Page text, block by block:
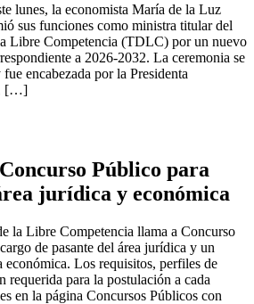
lunes, la economista María de la Luz
sus funciones como ministra titular del
Libre Competencia (TDLC) por un nuevo
a 2026-2032. La ceremonia se
encabezada por la Presidenta
[…]
Público para
jurídica y económica
la Libre Competencia llama a Concurso
de pasante del área jurídica y un
económica. Los requisitos, perfiles de
requerida para la postulación a cada
en la página Concursos Públicos con